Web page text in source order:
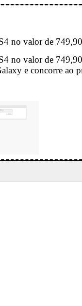
no valor de
no valor de
e concorre ao